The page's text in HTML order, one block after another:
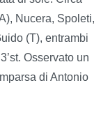
Nucera, Spoleti,
(T), entrambi
Osservato un
di Antonio